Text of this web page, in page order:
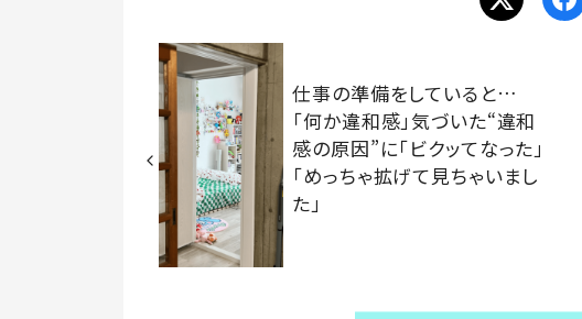
仕事の準備をしていると…
「何か違和感」気づいた“違和
感の原因”に「ビクッてなった」
「めっちゃ拡げて見ちゃいまし
た」